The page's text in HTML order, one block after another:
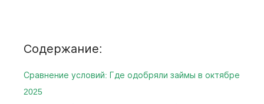
Содержание:
Сравнение условий: Где одобряли займы в октябре
2025